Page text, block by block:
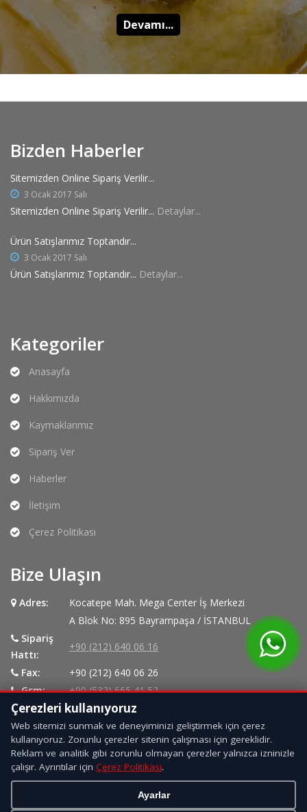
Devamı...
Bizden Haberler
Sitemizden Online Sipariş Verilir...
3 Ocak 2017 Salı
Sitemizden Online Sipariş Verilir... Detaylar...
Ürün Satışlarımız Toptandır...
3 Ocak 2017 Salı
Ürün Satışlarımız Toptandır... Detaylar...
Kategoriler
Anasayfa
Hakkımızda
Kaymaklarımız
Sipariş Ver
Haberler
İletişim
Çerez Politikası
Bize Ulaşın
Adres:
Kocatepe Mah. Mega Center İş Merkezi
A Blok No: 895 Bayrampaşa / İSTANBUL
Sipariş
Hattı:
+90 (212) 640 06 16
Fax:
+90 (212) 640 06 26
Gsm:
+90 (532) 665 41 52
Konum İçin Tıklayınız...
Copyright © 2017 Namdar Kaymak Tüm hakları saklıdır. |
Çerezleri kullanıyoruz
Web sitemizi sunmak ve deneyiminizi geliştirmek için çerez
kullanıyoruz. Zorunlu çerezler sitenin çalışması için gereklidir.
Reklam ve analitik gibi zorunlu olmayan çerezler yalnızca izninizle
çalışır. Ayrıntılar için Çerez Politikası.
Ayarlar